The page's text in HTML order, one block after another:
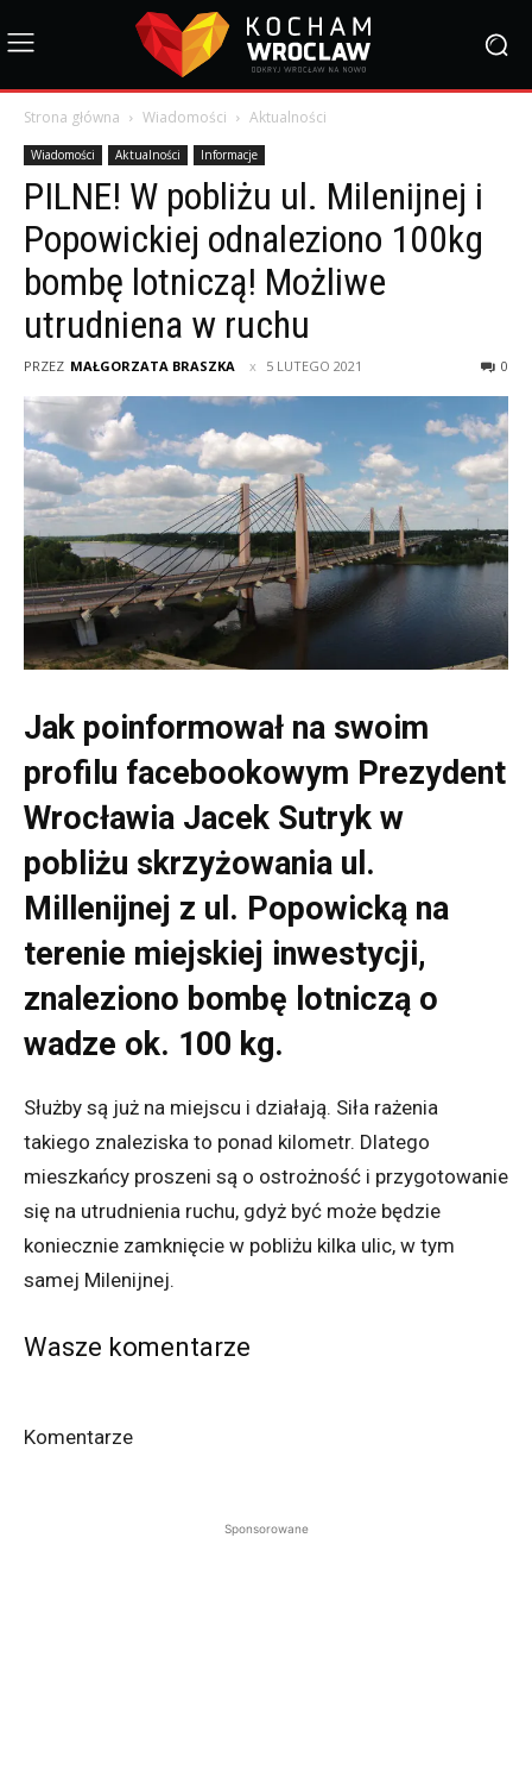
Strona główna Wiadomości Aktualności
Wiadomości Aktualności Informacje
PILNE! W pobliżu ul. Milenijnej i
Popowickiej odnaleziono 100kg
bombę lotniczą! Możliwe
utrudniena w ruchu
PRZEZ MAŁGORZATA BRASZKA 5 LUTEGO 2021 0
Jak poinformował na swoim
profilu facebookowym Prezydent
Wrocławia Jacek Sutryk w
pobliżu skrzyżowania ul.
Millenijnej z ul. Popowicką na
terenie miejskiej inwestycji,
znaleziono bombę lotniczą o
wadze ok. 100 kg.
Służby są już na miejscu i działają. Siła rażenia
takiego znaleziska to ponad kilometr. Dlatego
mieszkańcy proszeni są o ostrożność i przygotowanie
się na utrudnienia ruchu, gdyż być może będzie
koniecznie zamknięcie w pobliżu kilka ulic, w tym
samej Milenijnej.
Wasze komentarze
Komentarze
Sponsorowane